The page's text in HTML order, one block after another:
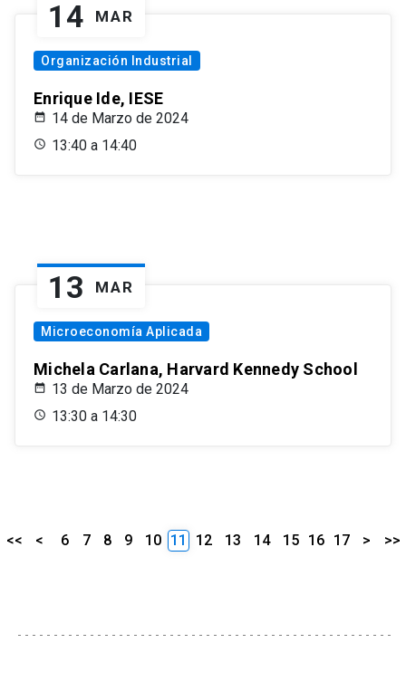
14 MAR
Organización Industrial
Enrique Ide, IESE
14 de Marzo de 2024
13:40 a 14:40
13 MAR
Microeconomía Aplicada
Michela Carlana, Harvard Kennedy School
13 de Marzo de 2024
13:30 a 14:30
<< < 6 7 8 9 10 11 12 13 14 15 16 17 > >>